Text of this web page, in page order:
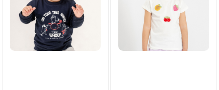
4 ADET 9-12 Years ADET 1-2-3-4 Years